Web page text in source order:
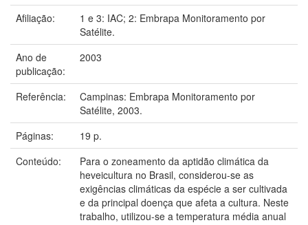
Afiliação:
1 e 3: IAC; 2: Embrapa Monitoramento por
Satélite.
Ano de
publicação:
2003
Referência:
Campinas: Embrapa Monitoramento por
Satélite, 2003.
Páginas:
19 p.
Conteúdo:
Para o zoneamento da aptidão climática da
heveicultura no Brasil, considerou-se as
exigências climáticas da espécie a ser cultivada
e da principal doença que afeta a cultura. Neste
trabalho, utilizou-se a temperatura média anual